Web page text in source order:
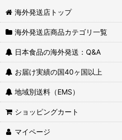
海外発送店トップ
海外発送店商品カテゴリ一覧
日本食品の海外発送：Q&A
お届け実績の国40ヶ国以上
地域別送料（EMS）
ショッピングカート
マイページ